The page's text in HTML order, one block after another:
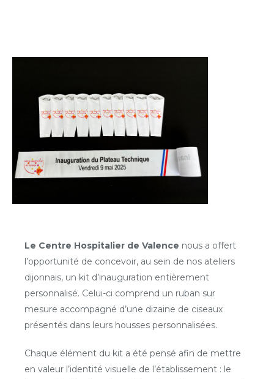
Le Centre Hospitalier de Valence nous a offert
l’opportunité de concevoir, au sein de nos ateliers
dijonnais, un kit d’inauguration entièrement
personnalisé. Celui-ci comprend un ruban sur
mesure accompagné d’une dizaine de ciseaux
présentés dans leurs housses personnalisées.
Chaque élément du kit a été pensé afin de mettre
en valeur l’identité visuelle de l’établissement : le